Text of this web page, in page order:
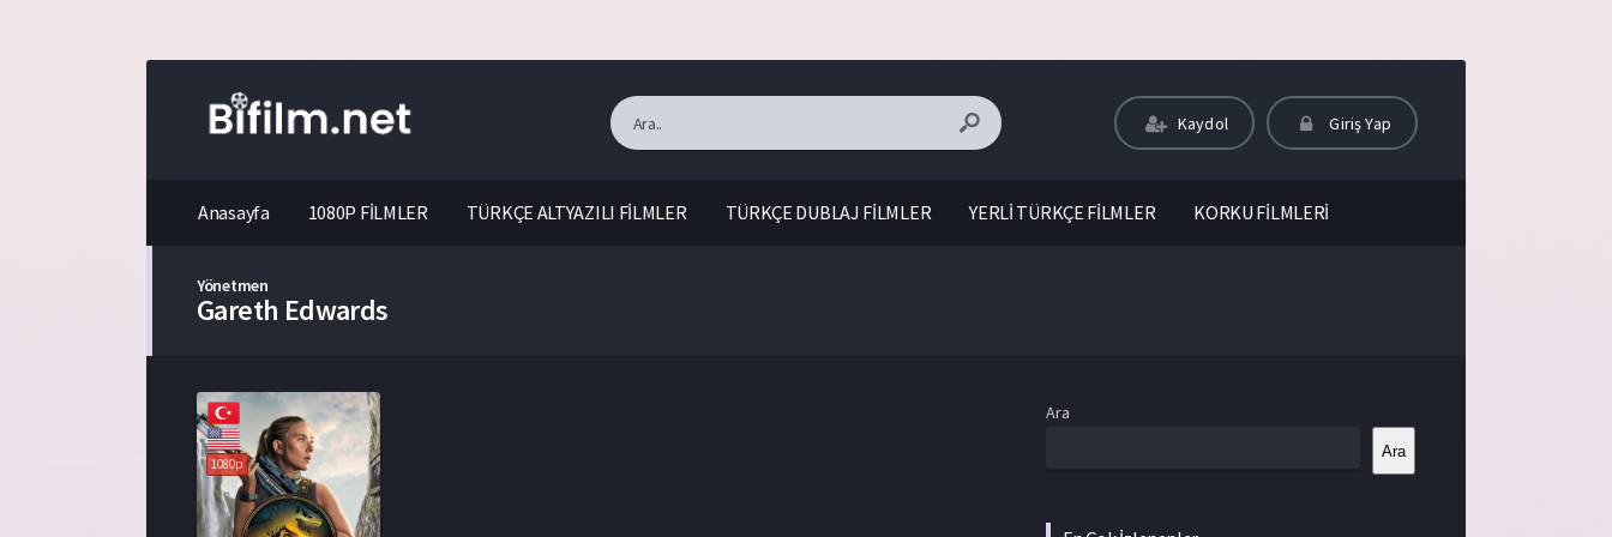
Kaydol Giriş Yap
Anasayfa 1080P FİLMLER TÜRKÇE ALTYAZILI FİLMLER TÜRKÇE DUBLAJ FİLMLER YERLİ TÜRKÇE FİLMLER KORKU FİLMLERİ
Yönetmen
Gareth Edwards
1080p
Ara
Ara